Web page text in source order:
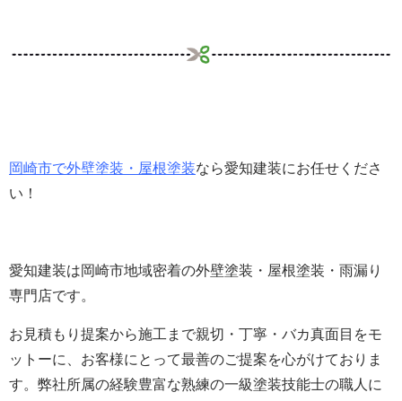
岡崎市で外壁塗装・屋根塗装なら愛知建装にお任せくださ
い！
愛知建装は岡崎市地域密着の外壁塗装・屋根塗装・雨漏り
専門店です。
お見積もり提案から施工まで親切・丁寧・バカ真面目をモ
ットーに、お客様にとって最善のご提案を心がけておりま
す。 弊社所属の経験豊富な熟練の一級塗装技能士の職人に